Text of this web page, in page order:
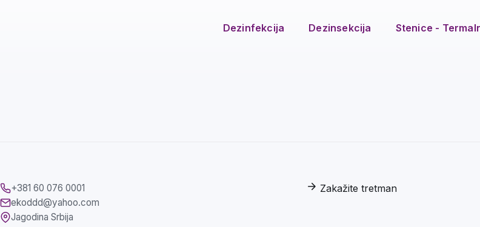
Dezinfekcija Dezinsekcija Stenice -
+381 60 076 0001
ekoddd@yahoo.com
Jagodina Srbija
Zakažite tretman